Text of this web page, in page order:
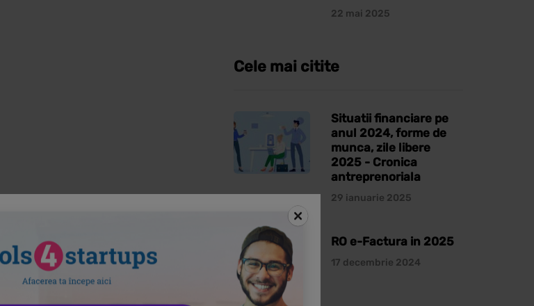
22 mai 2025
Cele mai citite
Situatii financiare pe
anul 2024, forme de
munca, zile libere
2025 - Cronica
antreprenoriala
29 ianuarie 2025
RO e-Factura in 2025
17 decembrie 2024